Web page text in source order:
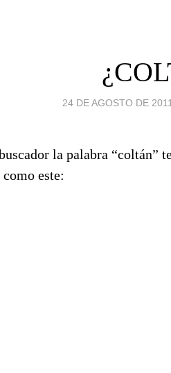
24 DE AGOSTO DE
la palabra “coltán”
este: